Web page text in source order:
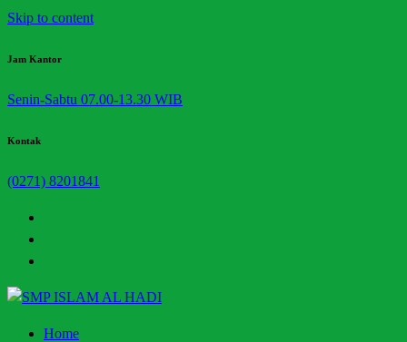
Skip to content
Jam Kantor
Senin-Sabtu 07.00-13.30 WIB
Kontak
(0271) 8201841
Halaman Resmi SMP Islam Al Hadi Mojolaban
Home